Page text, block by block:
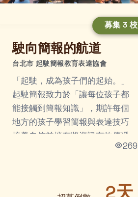
募集 3 校
駛向簡報的航道
台北市 起駛簡報教育表達協會
「起駛，成為孩⼦們的起始。」
起駛簡報致力於「讓每位孩子都
能接觸到簡報知識」，期許每個
地方的孩子學習簡報與表達技巧
269